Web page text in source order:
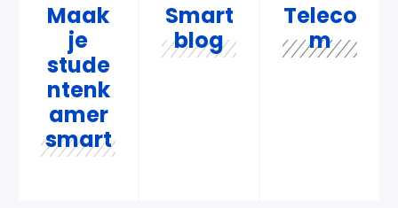
Maak
je
stude
ntenk
amer
smart
Smart
blog
Teleco
m